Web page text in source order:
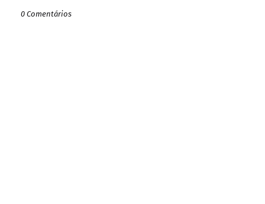
0 Comentários